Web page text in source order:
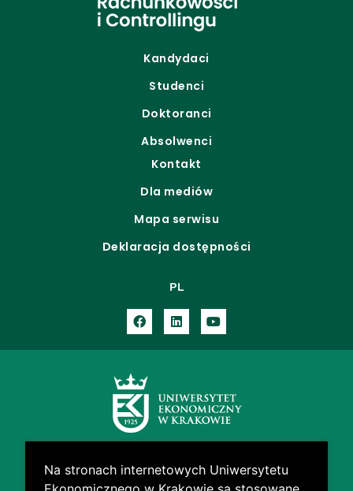
Kandydaci
Studenci
Doktoranci
Absolwenci
Kontakt
Dla mediów
Mapa serwisu
Deklaracja dostępności
PL
Na stronach internetowych Uniwersytetu